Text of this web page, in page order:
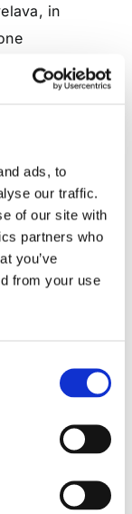
ads, to
our traffic.
of our site with
partners who
you’ve
from your use
in
c.c., la
al
del
del
del
a carico
nel
a dare
gli